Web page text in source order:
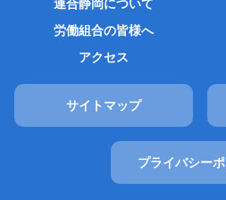
連合静岡について
労働組合の皆様へ
アクセス
サイトマップ
プライバシー